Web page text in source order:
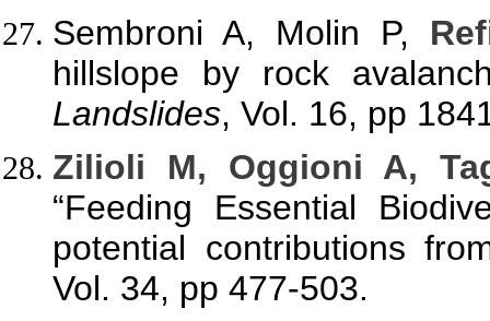
Sembroni A, Molin P,
hillslope by rock
Landslides, Vol. 16, pp
Zilioli M, Oggioni A,
“Feeding Essential
potential contributions
Vol. 34, pp 477-503.